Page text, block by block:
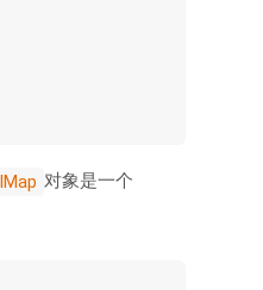
对象是一个